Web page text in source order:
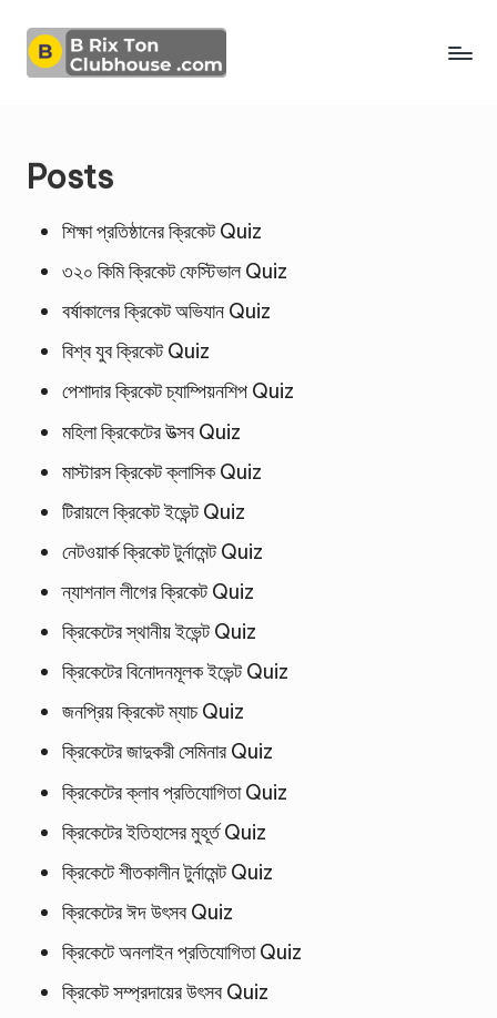
Skip
Posts
শিক্ষা প্রতিষ্ঠানের ক্রিকেট Quiz
৩২০ কিমি ক্রিকেট ফেস্টিভাল Quiz
বর্ষাকালের ক্রিকেট অভিযান Quiz
বিশ্ব যুব ক্রিকেট Quiz
পেশাদার ক্রিকেট চ্যাম্পিয়নশিপ Quiz
মহিলা ক্রিকেটের উত্সব Quiz
মাস্টারস ক্রিকেট ক্লাসিক Quiz
টিরায়লে ক্রিকেট ইভেন্ট Quiz
নেটওয়ার্ক ক্রিকেট টুর্নামেন্ট Quiz
ন্যাশনাল লীগের ক্রিকেট Quiz
ক্রিকেটের স্থানীয় ইভেন্ট Quiz
ক্রিকেটের বিনোদনমূলক ইভেন্ট Quiz
জনপ্রিয় ক্রিকেট ম্যাচ Quiz
ক্রিকেটের জাদুকরী সেমিনার Quiz
ক্রিকেটের ক্লাব প্রতিযোগিতা Quiz
ক্রিকেটের ইতিহাসের মুহূর্ত Quiz
ক্রিকেটে শীতকালীন টুর্নামেন্ট Quiz
ক্রিকেটের ঈদ উৎসব Quiz
ক্রিকেটে অনলাইন প্রতিযোগিতা Quiz
ক্রিকেট সম্প্রদায়ের উৎসব Quiz